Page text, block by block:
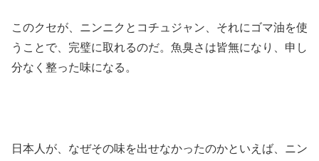
このクセが、ニンニクとコチュジャン、それにゴマ油を使
うことで、完璧に取れるのだ。魚臭さは皆無になり、申し
分なく整った味になる。
日本人が、なぜその味を出せなかったのかといえば、ニン